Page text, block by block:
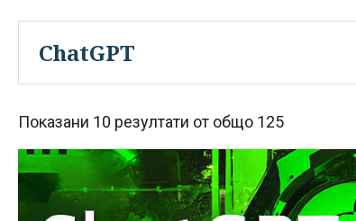
Показани 10 резултати от общо 125